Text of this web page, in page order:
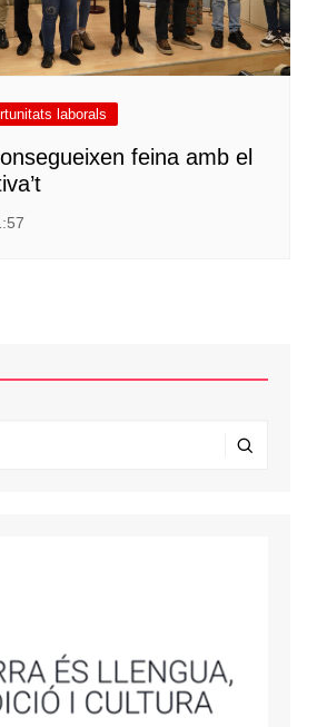
laborals
feina amb el